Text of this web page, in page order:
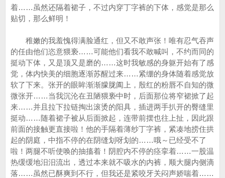
着……虽然还隔着裙子，不过内穿丁字裤的下体，感觉是那么
贴切，那么鲜明！
稚嫩的我羞愧得满脸通红，但又不敢声张！唯有忍气吞声
的任由他们恣意猥亵……可能他们看我不敢喊叫，不约而同的
挺动下体，又是顶又是磨的……这时我敏感的身躯开始有了感
觉，体内快美的细胞逐渐苏醒过来……紧绷的身体随着感觉放
软了下来。张开的眼眸渐渐朦胧阖上，殷红的粉唇不自知的微
微张开……当我沉沦在丑陋猥亵中时，后面那位将窄裙掀了起
来……并且拉下拉链掏出滚烫的阳具，插进两手扒开的臀缝里
挺动……随着裙子被从后面掀起，连带前摆也往上扯，因此跟
前面的接触更直接啦！他的手隔着薄纱丁字裤，紧凑地捞住拱
起的阴庭，中指不停的在阴缝划呀划的……哦～已经受不了
啦！两腿不听使唤的抽搐着！阴腔内不停的痉挛着……一股温
热缓缓地汨汨流出，透过本来就不吸水的内裤，顺大腿内侧滴
落……虽然已酥爽到不行，但我还是紧咬牙关闷声娇喘着……